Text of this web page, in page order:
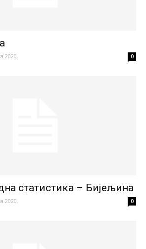
2020. 0
статистика – Бијељина
2020. 0